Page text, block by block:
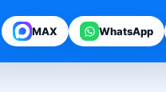
MAX WhatsApp